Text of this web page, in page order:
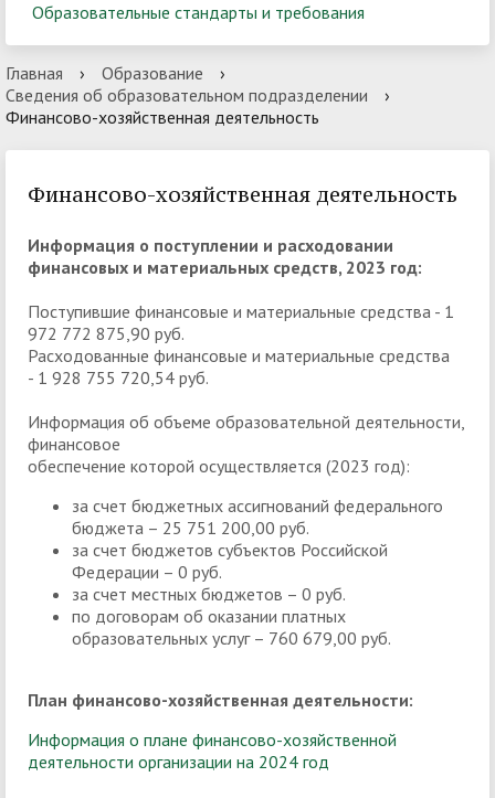
Образовательные стандарты и требования
Главная › Образование
›
Сведения об образовательном подразделении
›
Финансово-хозяйственная деятельность
Финансово-хозяйственная деятельность
Информация о поступлении и расходовании
финансовых и материальных средств, 2023 год:
Поступившие финансовые и материальные средства - 1
972 772 875,90 руб.
Расходованные финансовые и материальные средства
- 1 928 755 720,54 руб.
Информация об объеме образовательной деятельности,
финансовое
обеспечение которой осуществляется (2023 год):
за счет бюджетных ассигнований федерального
бюджета – 25 751 200,00 руб.
за счет бюджетов субъектов Российской
Федерации – 0 руб.
за счет местных бюджетов – 0 руб.
по договорам об оказании платных
образовательных услуг – 760 679,00 руб.
План финансово-хозяйственная деятельности:
Информация о плане финансово-хозяйственной
деятельности организации на 2024 год